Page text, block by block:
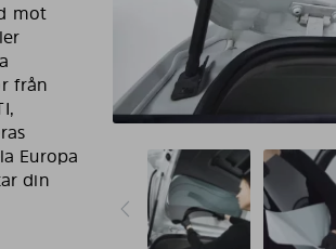
mot
från
Europa
din